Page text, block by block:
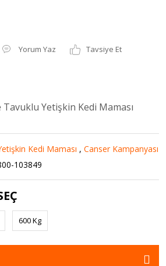
Yorum Yaz
Tavsiye Et
Yetişkin Kedi Maması
Kedi Maması ,Canser Kampanyası
103849
600 Kg